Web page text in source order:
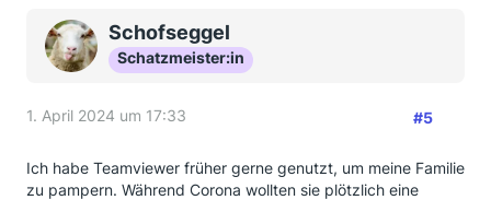
Schofseggel
Schatzmeister:in
1. April 2024 um 17:33 #5
Ich habe Teamviewer früher gerne genutzt, um meine Familie
zu pampern. Während Corona wollten sie plötzlich eine